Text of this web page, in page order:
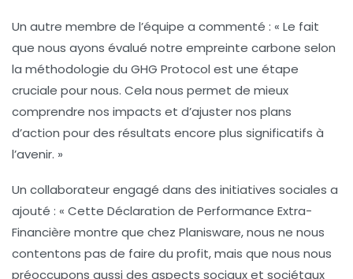
Un autre membre de l’équipe a commenté : « Le fait
que nous ayons évalué notre empreinte carbone selon
la méthodologie du GHG Protocol est une étape
cruciale pour nous. Cela nous permet de mieux
comprendre nos impacts et d’ajuster nos plans
d’action pour des résultats encore plus significatifs à
l’avenir. »
Un collaborateur engagé dans des initiatives sociales a
ajouté : « Cette Déclaration de Performance Extra-
Financière montre que chez Planisware, nous ne nous
contentons pas de faire du profit, mais que nous nous
préoccupons aussi des aspects sociauxet sociétaux